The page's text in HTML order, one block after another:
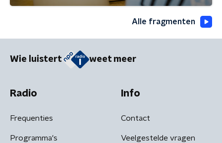
Alle fragmenten
Wie luistert weet meer
Radio
Frequenties
Programma's
Info
Contact
Veelgestelde vragen